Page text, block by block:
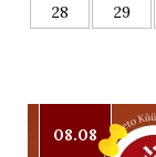
28
29
08.08